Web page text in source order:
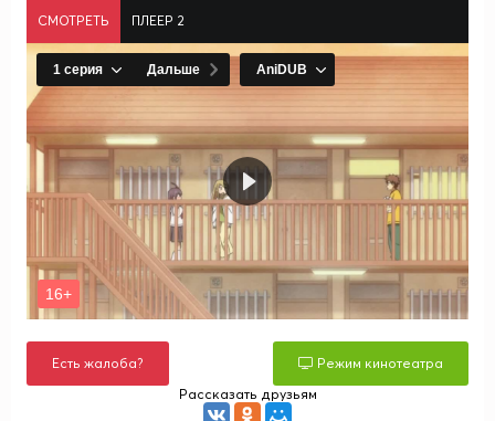
СМОТРЕТЬ ПЛЕЕР 2
Есть жалоба?
Режим кинотеатра
Рассказать друзьям